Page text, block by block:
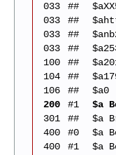
033
##
033
##
033
##
033
##
100
##
104
##
106
##
$a0
200
#1
$a
301
##
$a
400
#0
$a
400
#1
$a